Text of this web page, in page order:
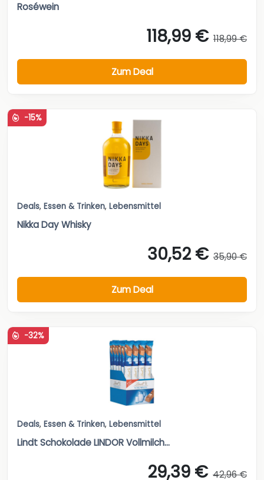
Roséwein
118,99 € 118,99 €
Zum Deal
-15%
Deals, Essen & Trinken, Lebensmittel
Nikka Day Whisky
30,52 € 35,90 €
Zum Deal
-32%
Deals, Essen & Trinken, Lebensmittel
Lindt Schokolade LINDOR Vollmilch...
29,39 € 42,96 €